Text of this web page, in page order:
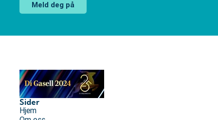
Meld deg på
Sider
Hjem